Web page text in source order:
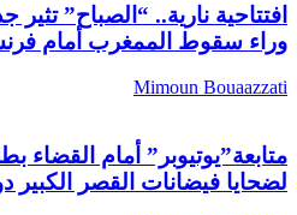
افتتاحية نارية.. “الصباح” تثير
وراء سقوط الممغرب أمام
Mimoun Bouaazzati
متابعة”يوتيوبر” أمام
لضحايا فيضانات القصر